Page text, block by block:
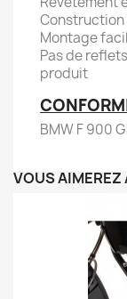
Construction
Montage
Pas de
produit
BMW F 900
VOUS AIMEREZ